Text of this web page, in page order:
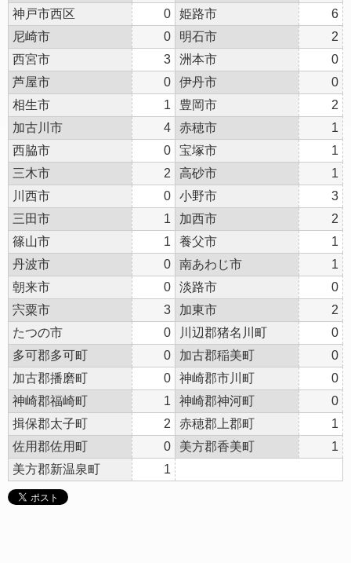
神戸市西区
0 姫路市
6
尼崎市
0 明石市
2
西宮市
3 洲本市
0
芦屋市
0 伊丹市
0
相生市
1 豊岡市
2
加古川市
4 赤穂市
1
西脇市
0 宝塚市
1
三木市
2 高砂市
1
川西市
0 小野市
3
三田市
1 加西市
2
篠山市
1 養父市
1
丹波市
0 南あわじ市
1
朝来市
0 淡路市
0
宍粟市
3 加東市
2
たつの市
0 川辺郡猪名川町
0
多可郡多可町
0 加古郡稲美町
0
加古郡播磨町
0 神崎郡市川町
0
神崎郡福崎町
1 神崎郡神河町
0
揖保郡太子町
2 赤穂郡上郡町
1
佐用郡佐用町
0 美方郡香美町
1
美方郡新温泉町
1